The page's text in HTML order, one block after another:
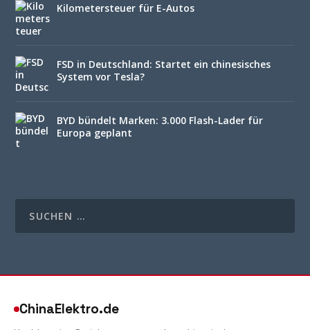
Kilometersteuer für E-Autos
FSD in Deutschland: Startet ein chinesisches
System vor Tesla?
BYD bündelt Marken: 3.000 Flash-Lader für
Europa geplant
ChinaElektro.de